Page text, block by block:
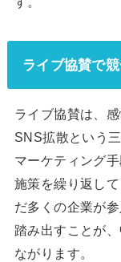
ライブ協賛で
ライブ協賛は、
SNS拡散という
マーケティング
施策を繰り返し
だ多くの企業が
踏み出すことが
ながります。